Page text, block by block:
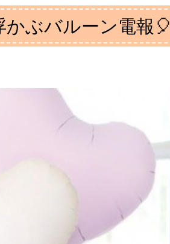
ぶバルーン電報🎈